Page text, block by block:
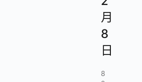
月
8
日
8